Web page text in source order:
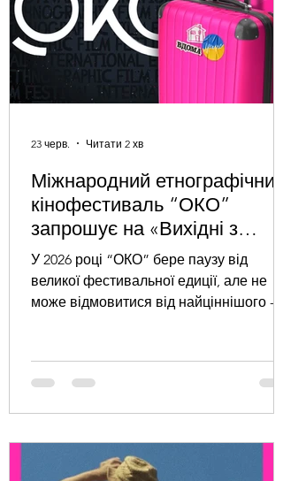
Міжнародний етнографічний
кінофестиваль “ОКО”
запрошує на «Вихідні з
ОКО», які відбудуться 5 та 6
вересня у Києві.
У 2026 році “ОКО” бере паузу від
великої фестивальної едиції, але не
може відмовитися від найціннішого -
формат спілкування – «Вихідні з ОКО».
Зустріч друзів, партнерів,
гостини та спільного осмислення теми
дому. Міжнародний етнографічний
23 черв. Читати 2 хв